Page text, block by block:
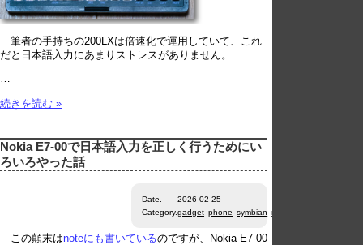
筆者の手持ちの200LXは倍速化で運用していて、これ
だと日本語入力にあまりストレスがありません。
続きを読む »
Nokia E7-00で日本語入力を正しく行うためにい
ろいろやった話
Date.
2026-02-25
Category.gadget phone symbian misc
この顛末はnoteにも書いているのですが、Nokia E7-00